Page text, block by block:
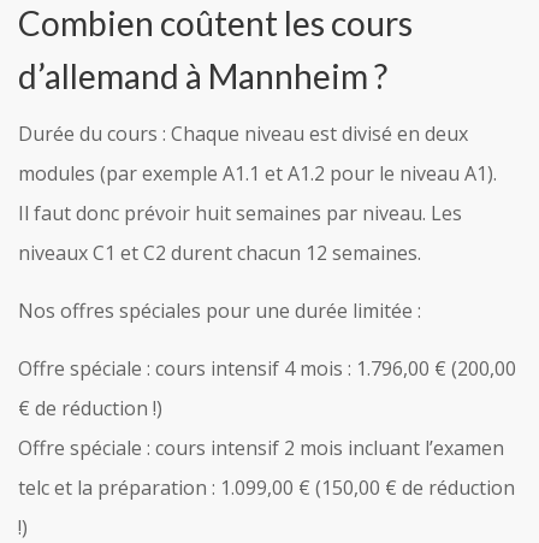
Combien coûtent les cours
d’allemand à Mannheim ?
Durée du cours : Chaque niveau est divisé en deux
modules (par exemple A1.1 et A1.2 pour le niveau A1).
Il faut donc prévoir huit semaines par niveau. Les
niveaux C1 et C2 durent chacun 12 semaines.
Nos offres spéciales pour une durée limitée :
Offre spéciale : cours intensif 4 mois : 1.796,00 € (200,00
€ de réduction !)
Offre spéciale : cours intensif 2 mois incluant l’examen
telc et la préparation : 1.099,00 € (150,00 € de réduction
!)